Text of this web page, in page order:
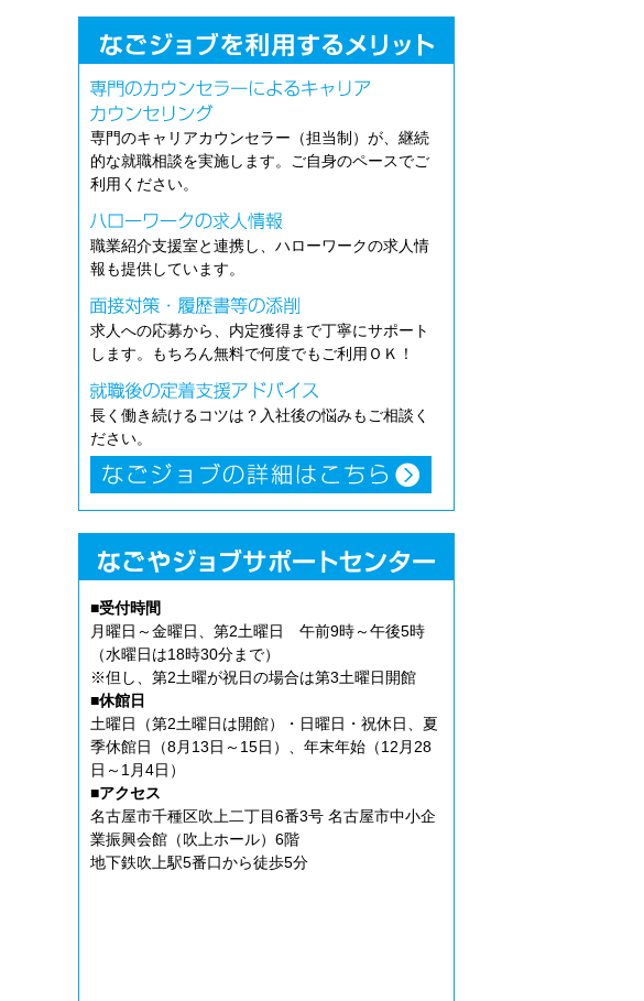
専門のキャリアカウンセラー（担当制）が、継続
的な就職相談を実施します。ご自身のペースでご
利用ください。
職業紹介支援室と連携し、ハローワークの求人情
報も提供しています。
求人への応募から、内定獲得まで丁寧にサポート
します。もちろん無料で何度でもご利用ＯＫ！
長く働き続けるコツは？入社後の悩みもご相談く
ださい。
■受付時間
月曜日～金曜日、第2土曜日 午前9時～午後5時
（水曜日は18時30分まで）
※但し、第2土曜が祝日の場合は第3土曜日開館
■休館日
土曜日（第2土曜日は開館）・日曜日・祝休日、夏
季休館日（8月13日～15日）、年末年始（12月28
日～1月4日）
■アクセス
名古屋市千種区吹上二丁目6番3号 名古屋市中小企
業振興会館（吹上ホール）6階
地下鉄吹上駅5番口から徒歩5分